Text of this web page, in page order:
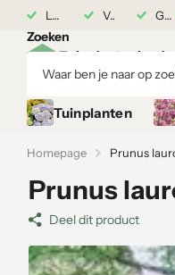
Levering vanaf 17 augustus Vers van de kwekerij Grond gekocht = Plantgarantie
Zoeken
Tuinplanten
Homepage Prunus
Prunus
Deel dit product